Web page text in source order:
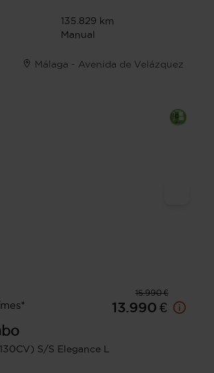
135.829 km
Manual
Málaga - Avenida de Velázquez
15.990 €
13.990 €
S/S Elegance L